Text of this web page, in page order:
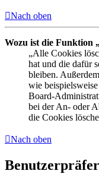
Nach oben
Wozu ist die Funktion
„Alle Cookies
hat und die dafür
bleiben.
wie
Board-
bei der An- oder
die Cookies
Nach oben